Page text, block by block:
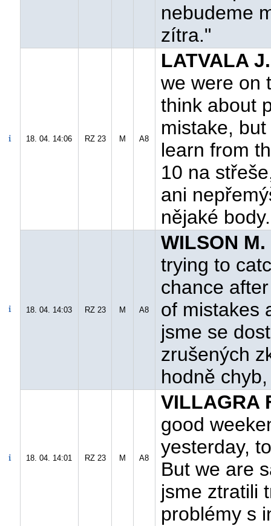
nebudeme
zítra."
18. 04. 14:06 RZ 23 M A8
LATVALA
we were on
think about
mistake,
learn from
10 na
ani
nějaké
18. 04. 14:03 RZ 23 M A8
WILSON
trying to
chance
of mistakes
jsme se
zrušených
hodně
18. 04. 14:01 RZ 23 M A8
VILLAGRA
good
yesterday,
But we are
jsme ztratili
problémy s